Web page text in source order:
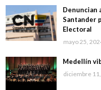
Denuncian
Santander
Electoral
mayo 25,
Medellín
diciembre